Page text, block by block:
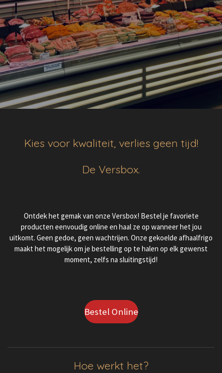
Kies voor kwaliteit, verlies geen tijd!
De Versbox.
Ontdek het gemak van onze Versbox! Bestel je favoriete
producten eenvoudig online en haal ze op wanneer het jou
uitkomt. Geen gedoe, geen wachtrijen. Onze gekoelde afhaalfrigo
maakt het mogelijk om je bestelling op te halen op elk gewenst
moment, zelfs na sluitingstijd!
Bestel Online
Hoe werkt het?